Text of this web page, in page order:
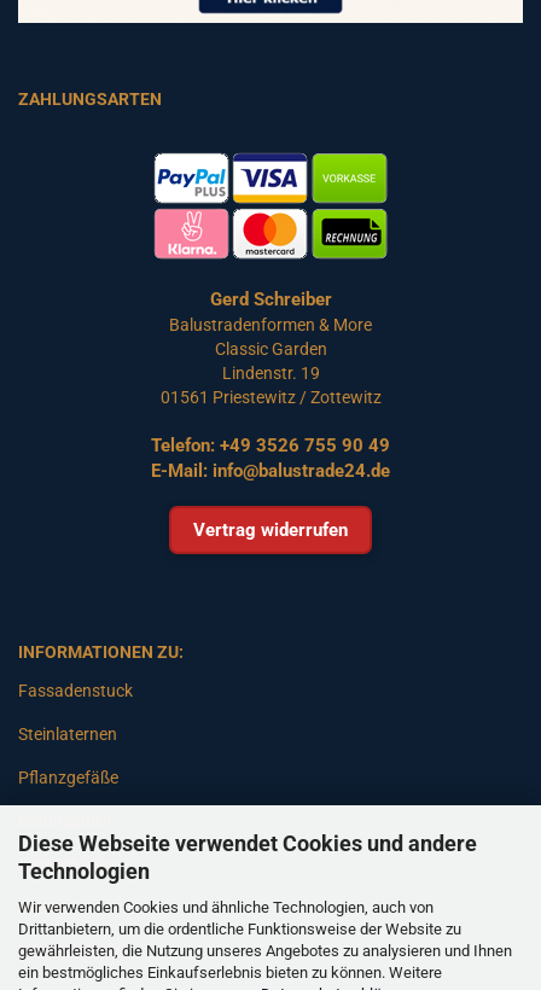
Diese Webseite verwendet Cookies und andere
Technologien
Wir verwenden Cookies und ähnliche Technologien, auch von
Drittanbietern, um die ordentliche Funktionsweise der Website zu
gewährleisten, die Nutzung unseres Angebotes zu analysieren und Ihnen
ein bestmögliches Einkaufserlebnis bieten zu können. Weitere
ZAHLUNGSARTEN
Gerd Schreiber
Balustradenformen & More
Classic Garden
Lindenstr. 19
01561 Priestewitz / Zottewitz
Telefon: +49 3526 755 90 49
E-Mail: info@balustrade24.de
Vertrag widerrufen
INFORMATIONEN ZU:
Fassadenstuck
Steinlaternen
Pflanzgefäße
Gartenbänke
Pfeiler
Gartenbrunnen